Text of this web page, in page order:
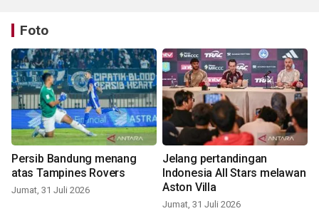
Foto
Persib Bandung menang
atas Tampines Rovers
Jumat, 31 Juli 2026
Jelang pertandingan
Indonesia All Stars melawan
Aston Villa
Jumat, 31 Juli 2026